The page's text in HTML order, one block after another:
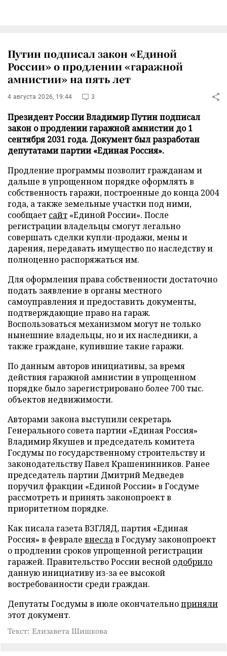
Путин подписал закон «Единой
России» о продлении «гаражной
амнистии» на пять лет
4 августа 2026, 19:44 3
Президент России Владимир Путин подписал
закон о продлении гаражной амнистии до 1
сентября 2031 года. Документ был разработан
депутатами партии «Единая Россия».
Продление программы позволит гражданам и
дальше в упрощенном порядке оформлять в
собственность гаражи, построенные до конца 2004
года, а также земельные участки под ними,
сообщает сайт «Единой России». После
регистрации владельцы смогут легально
совершать сделки купли-продажи, мены и
дарения, передавать имущество по наследству и
полноценно распоряжаться им.
Для оформления права собственности достаточно
подать заявление в органы местного
самоуправления и предоставить документы,
подтверждающие право на гараж.
Воспользоваться механизмом могут не только
нынешние владельцы, но и их наследники, а
также граждане, купившие такие гаражи.
По данным авторов инициативы, за время
действия гаражной амнистии в упрощенном
порядке было зарегистрировано более 700 тыс.
объектов недвижимости.
Авторами закона выступили секретарь
Генерального совета партии «Единая Россия»
Владимир Якушев и председатель комитета
Госдумы по государственному строительству и
законодательству Павел Крашенинников. Ранее
председатель партии Дмитрий Медведев
поручил фракции «Единой России» в Госдуме
рассмотреть и принять законопроект в
приоритетном порядке.
Как писала газета ВЗГЛЯД, партия «Единая
Россия» в феврале внеслав Госдуму законопроект
о продлении сроков упрощенной регистрации
гаражей. Правительство России весной одобрило
данную инициативу из-за ее высокой
востребованности среди граждан.
Депутаты Госдумы в июле окончательноприняли
этот документ.
Текст: Елизавета Шишкова